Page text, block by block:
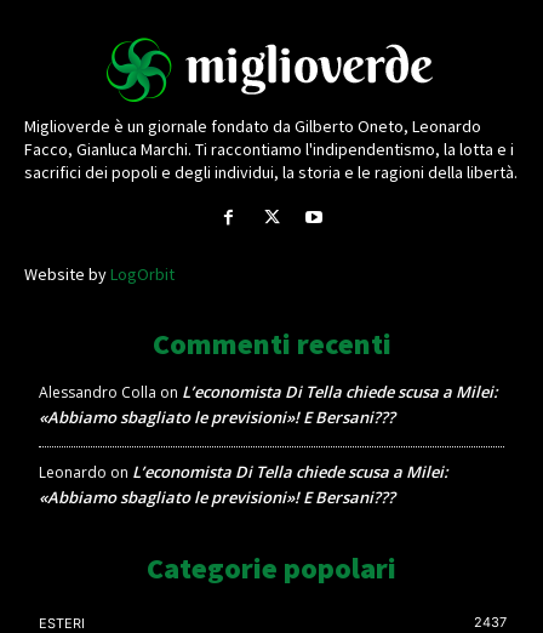
Miglioverde è un giornale fondato da Gilberto Oneto, Leonardo
Facco, Gianluca Marchi. Ti raccontiamo l'indipendentismo, la lotta e i
sacrifici dei popoli e degli individui, la storia e le ragioni della libertà.
Website byLogOrbit
Commenti recenti
Alessandro Colla on L’economista Di Tella chiede scusa a Milei:
«Abbiamo sbagliato le previsioni»! E Bersani???
Leonardo on L’economista Di Tella chiede scusa a Milei:
«Abbiamo sbagliato le previsioni»! E Bersani???
Categorie popolari
ESTERI 2437